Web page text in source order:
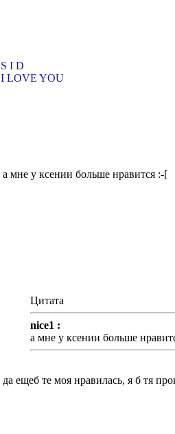
S I D
I LOVE YOU
а мне у ксении больше нравится :-[
Цитата
nice1 :
а мне у ксении больше
да ещеб те моя нравилась, я б тя